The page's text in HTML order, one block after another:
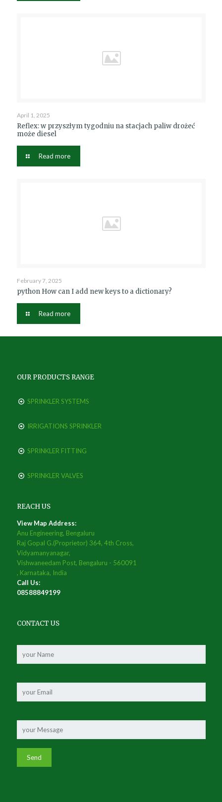
April 1, 2025
Reflex: w przyszłym tygodniu na stacjach paliw drożeć
może diesel
Read more
February 7, 2025
python How can I add new keys to a dictionary?
Read more
OUR PRODUCTS RANGE
SPRINKLER SYSTEMS
IRRIGATIONS SPRINKLER
SPRINKLER FITTING
SPRINKLER VALVES
REACH US
View Map Address:
Anu Engineering, Bengaluru
Raj Gopal G.(Proprietor) 364, 4th Cross,
Vidyamanyanagar,
Vishwaneedam Post, Bengaluru - 560091
, Karnataka, India
Call Us:
08588849199
CONTACT US